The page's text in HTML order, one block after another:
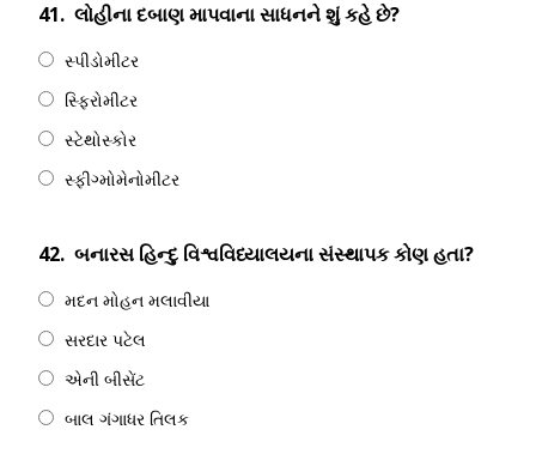
41. લોહીના દબાણ માપવાના સાધનને શું કહે છે?
સ્પીડોમીટર
સ્ફિરોમીટર
સ્ટેથોસ્કોર
સ્ફીગ્મોમેનોમીટર
42. બનારસ હિન્દુ વિશ્વવિધ્યાલયના સંસ્થાપક કોણ હતા?
મદન મોહન મલાવીયા
સરદાર પટેલ
એની બીસેંટ
બાલ ગંગાધર તિલક